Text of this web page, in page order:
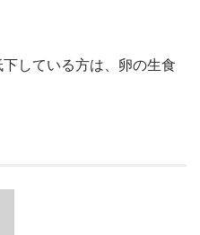
している方は、卵の生食